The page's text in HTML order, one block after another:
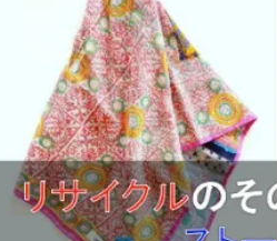
アート・写真
テクノロジー・ガジェット
映像・映画
ビジネス・起業